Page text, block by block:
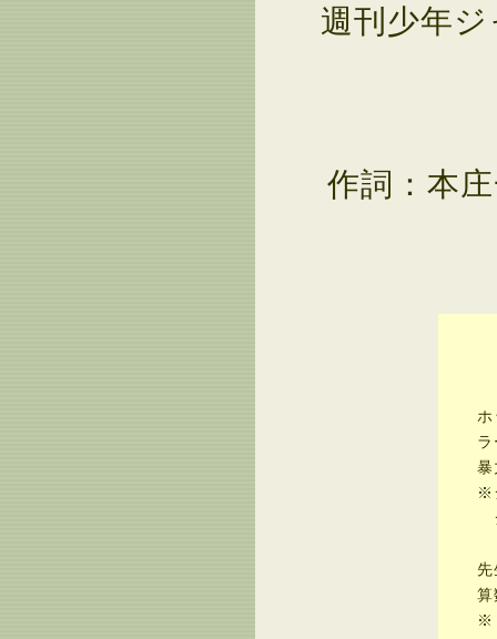
週刊少年
作詞：本
ホ
ラ
暴
※
ジ
先
算
※